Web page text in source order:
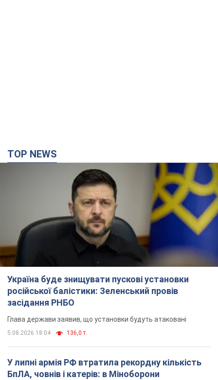
TOP NEWS
Україна буде знищувати пускові установки
російської балістики: Зеленський провів
засідання РНБО
Глава держави заявив, що установки будуть атаковані
5.08.2026 18:04 136,0 т.
У липні армія РФ втратила рекордну кількість
БпЛА, човнів і катерів: в Міноборони